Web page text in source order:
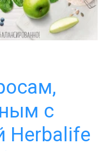
с
Herbalife